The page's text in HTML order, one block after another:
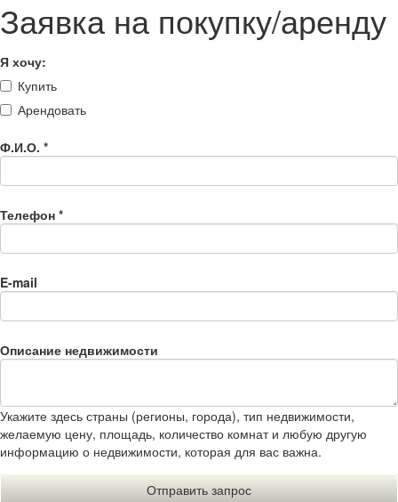
Заявка на покупку/аренду
Я хочу:
Купить
Арендовать
Ф.И.О. *
Телефон *
E-mail
Описание недвижимости
Укажите здесь страны (регионы, города), тип недвижимости,
желаемую цену, площадь, количество комнат и любую другую
информацию о недвижимости, которая для вас важна.